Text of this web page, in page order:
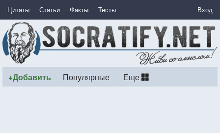
Цитаты Статьи Факты Тесты Вход
+Добавить Популярные Еще